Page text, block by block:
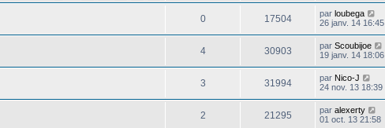
0 17504 par loubega
26 janv. 14 16:45
4 30903 par Scoubijoe
19 janv. 14 18:06
3 31994 par Nico-J
24 nov. 13 18:39
2 21295 par alexerty
01 oct. 13 21:58